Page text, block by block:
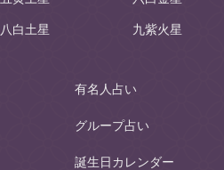
八白土星 九紫火星
有名人占い
グループ占い
誕生日カレンダー